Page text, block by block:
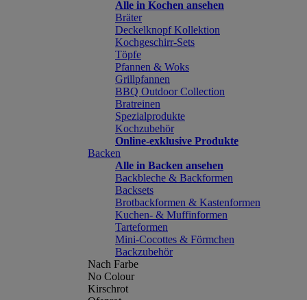
Alle in Kochen ansehen
Bräter
Deckelknopf Kollektion
Kochgeschirr-Sets
Töpfe
Pfannen & Woks
Grillpfannen
BBQ Outdoor Collection
Bratreinen
Spezialprodukte
Kochzubehör
Online-exklusive Produkte
Backen
Alle in Backen ansehen
Backbleche & Backformen
Backsets
Brotbackformen & Kastenformen
Kuchen- & Muffinformen
Tarteformen
Mini-Cocottes & Förmchen
Backzubehör
Nach Farbe
No Colour
Kirschrot